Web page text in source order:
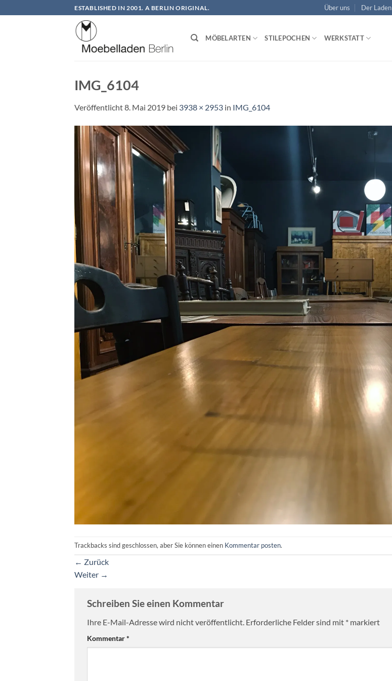
Inhalt
ESTABLISHED IN 2001. A BERLIN ORIGINAL. Über uns Der Laden
MÖBELARTEN STILEPOCHEN WERKSTATT
IMG_6104
Veröffentlicht8. Mai 2019 bei 3938 × 2953 in IMG_6104
Trackbacks sind geschlossen, aber Sie können einen Kommentar posten.
← Zurück
Weiter →
Schreiben Sie einen Kommentar
Ihre E-Mail-Adresse wird nicht veröffentlicht. Erforderliche Felder sind mit * markiert
Kommentar*